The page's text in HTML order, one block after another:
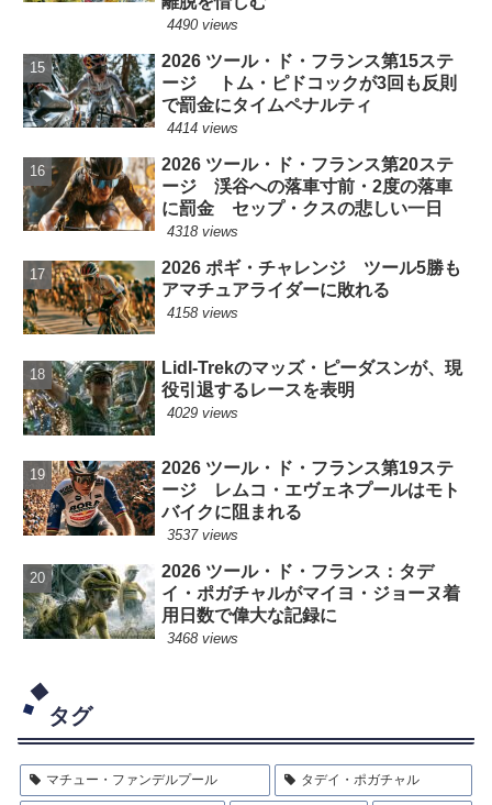
4490 views
2026 ツール・ド・フランス第15ステ
ージ トム・ピドコックが3回も反則
で罰金にタイムペナルティ
4414 views
2026 ツール・ド・フランス第20ステ
ージ 渓谷への落車寸前・2度の落車
に罰金 セップ・クスの悲しい一日
4318 views
2026 ポギ・チャレンジ ツール5勝も
アマチュアライダーに敗れる
4158 views
Lidl-Trekのマッズ・ピーダスンが、現
役引退するレースを表明
4029 views
2026 ツール・ド・フランス第19ステ
ージ レムコ・エヴェネプールはモト
バイクに阻まれる
3537 views
2026 ツール・ド・フランス：タデ
イ・ポガチャルがマイヨ・ジョーヌ着
用日数で偉大な記録に
3468 views
タグ
マチュー・ファンデルプール タデイ・ポガチャル